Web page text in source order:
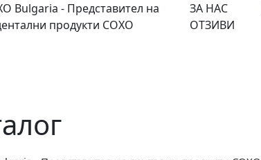
ЗА НАС
ОТЗИВИ